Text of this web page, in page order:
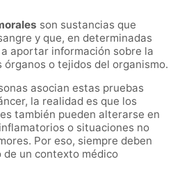
son sustancias que
y que, en determinadas
aportar información sobre la
o tejidos del organismo.
asocian estas pruebas
la realidad es que los
también pueden alterarse en
o situaciones no
Por eso, siempre deben
un contexto médico